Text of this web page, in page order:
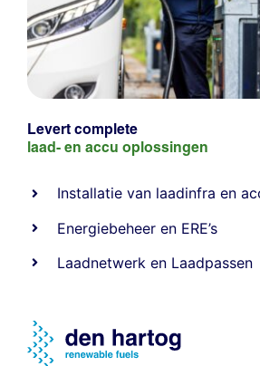
Levert complete
laad- en accu oplossingen
Installatie van laadinfra en
Energiebeheer en ERE’s
Laadnetwerk en Laadpassen